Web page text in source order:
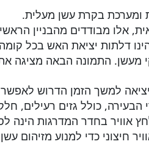
ומערכת בקרת עשן מעלית.
אלו מבודדים מהבניין
דלתות יציאת האש בכל
מעשן. התמונה הבאה מציגה
למשך הזמן הדרוש לאפשר
כולל גזים רעילים,
בחדר המדרגות הינה
חיצוני כדי למנוע מזיהום